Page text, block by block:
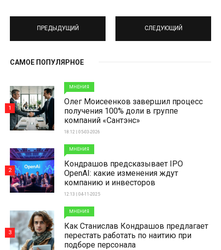
ПРЕДЫДУЩИЙ СЛЕДУЮЩИЙ
САМОЕ ПОПУЛЯРНОЕ
МНЕНИЯ
Олег Моисеенков завершил процесс
получения 100% доли в группе
компаний «Сантэнс»
18:12 | 05-03-2026
1
МНЕНИЯ
Кондрашов предсказывает IPO
OpenAI: какие изменения ждут
компанию и инвесторов
12:13 | 04-11-2025
2
МНЕНИЯ
Как Станислав Кондрашов предлагает
перестать работать по наитию при
подборе персонала
3